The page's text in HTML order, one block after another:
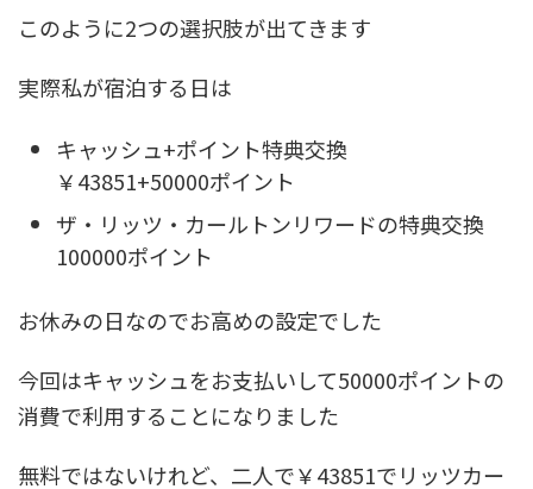
このように2つの選択肢が出てきます
実際私が宿泊する日は
キャッシュ+ポイント特典交換
￥43851+50000ポイント
ザ・リッツ・カールトンリワードの特典交換
100000ポイント
お休みの日なのでお高めの設定でした
今回はキャッシュをお支払いして50000ポイントの
消費で利用することになりました
無料ではないけれど、二人で￥43851でリッツカー